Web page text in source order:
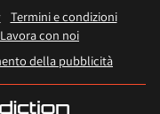
Termini e condizioni
Lavora con noi
della pubblicità